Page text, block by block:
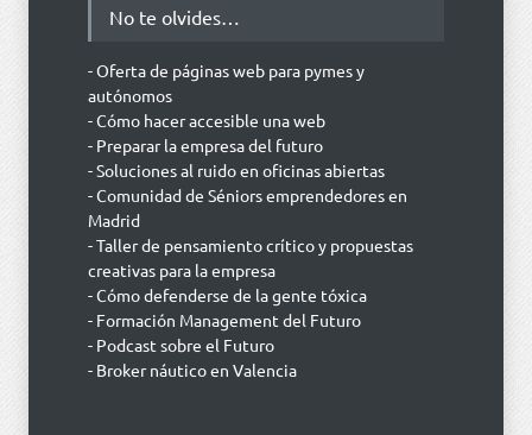
No te olvides…
- Oferta de páginas web para pymes y
autónomos
- Cómo hacer accesible una web
- Preparar la empresa del futuro
- Soluciones al ruido en oficinas abiertas
- Comunidad de Séniors emprendedores en
Madrid
- Taller de pensamiento crítico y propuestas
creativas para la empresa
- Cómo defenderse de la gente tóxica
- Formación Management del Futuro
- Podcast sobre el Futuro
- Broker náutico en Valencia